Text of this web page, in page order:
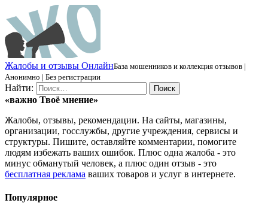
Жалобы и отзывы ОнлайнБаза мошенников и коллекция отзывов |
Анонимно | Без регистрации
Найти:
«важно Твоё мнение»
Жалобы, отзывы, рекомендации. На сайты, магазины,
организации, госслужбы, другие учреждения, сервисы и
структуры. Пишите, оставляйте комментарии, помогите
людям избежать ваших ошибок. Плюс одна жалоба - это
минус обманутый человек, а плюс один отзыв - это
бесплатная реклама ваших товаров и услуг в интернете.
Популярное